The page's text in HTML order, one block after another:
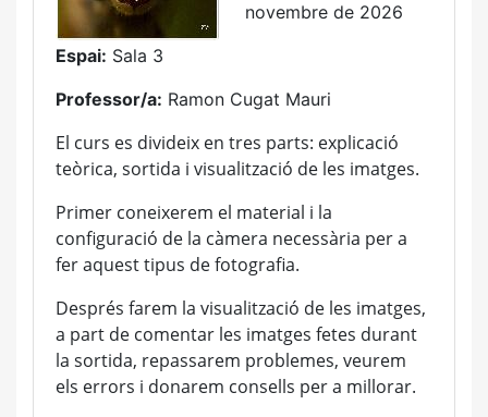
novembre de 2026
Espai: Sala 3
Professor/a: Ramon Cugat Mauri
El curs es divideix en tres parts: explicació
teòrica, sortida i visualització de les imatges.
Primer coneixerem el material i la
configuració de la càmera necessària per a
fer aquest tipus de fotografia.
Després farem la visualització de les imatges,
a part de comentar les imatges fetes durant
la sortida, repassarem problemes, veurem
els errors i donarem consells per a millorar.